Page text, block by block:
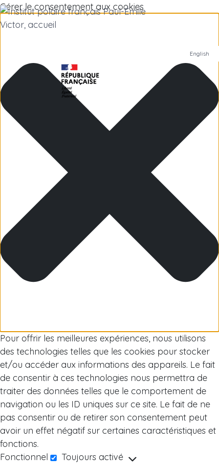
Gérer le consentement aux cookies
Pour offrir les meilleures expériences, nous utilisons
des technologies telles que les cookies pour stocker
et/ou accéder aux informations des appareils. Le fait
de consentir à ces technologies nous permettra de
traiter des données telles que le comportement de
navigation ou les ID uniques sur ce site. Le fait de ne
pas consentir ou de retirer son consentement peut
avoir un effet négatif sur certaines caractéristiques et
fonctions.
Fonctionnel
Toujours activé
Institut polaire
Recherche scientifique
Arctique
English